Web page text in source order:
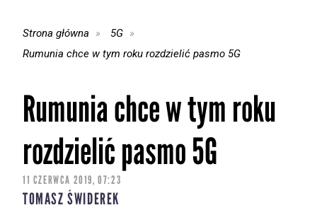
Strona główna
5G
Rumunia chce w tym roku rozdzielić pasmo 5G
Rumunia chce w tym roku
rozdzielić pasmo 5G
11 CZERWCA 2019, 07:23
TOMASZ ŚWIDEREK